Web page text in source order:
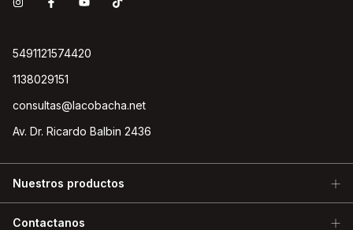
5491121574420
1138029151
consultas@lacobacha.net
Av. Dr. Ricardo Balbin 2436
Nuestros productos
Contactanos